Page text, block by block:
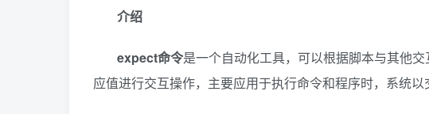
介绍
expect命令是一个自动化工具，可以根据脚本与其他
应值进行交互操作，主要应用于执行命令和程序时，系统